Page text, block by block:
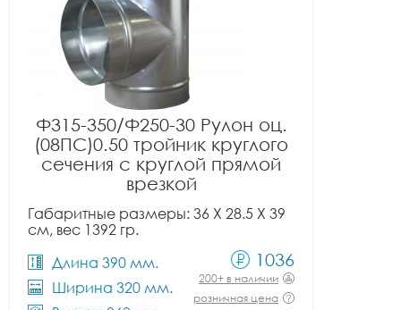
Ф315-350/Ф250-30 Рулон оц.
(08ПС)0.50 тройник круглого
сечения с круглой прямой
врезкой
Габаритные размеры: 36 X 28.5 X 39
см, вес 1392 гр.
Длина 390 мм.
Ширина 320 мм.
1036
200+ в наличии
розничная цена